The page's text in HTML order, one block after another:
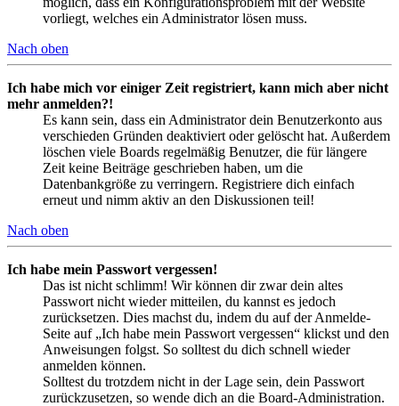
vorliegt, welches ein Administrator lösen muss.
Nach oben
Ich habe mich vor einiger Zeit registriert, kann mich aber nicht
mehr anmelden?!
Es kann sein, dass ein Administrator dein Benutzerkonto aus
verschieden Gründen deaktiviert oder gelöscht hat. Außerdem
löschen viele Boards regelmäßig Benutzer, die für längere
Zeit keine Beiträge geschrieben haben, um die
Datenbankgröße zu verringern. Registriere dich einfach
erneut und nimm aktiv an den Diskussionen teil!
Nach oben
Ich habe mein Passwort vergessen!
Das ist nicht schlimm! Wir können dir zwar dein altes
Passwort nicht wieder mitteilen, du kannst es jedoch
zurücksetzen. Dies machst du, indem du auf der Anmelde-
Seite auf „Ich habe mein Passwort vergessen“ klickst und den
Anweisungen folgst. So solltest du dich schnell wieder
anmelden können.
Solltest du trotzdem nicht in der Lage sein, dein Passwort
zurückzusetzen, so wende dich an die Board-Administration.